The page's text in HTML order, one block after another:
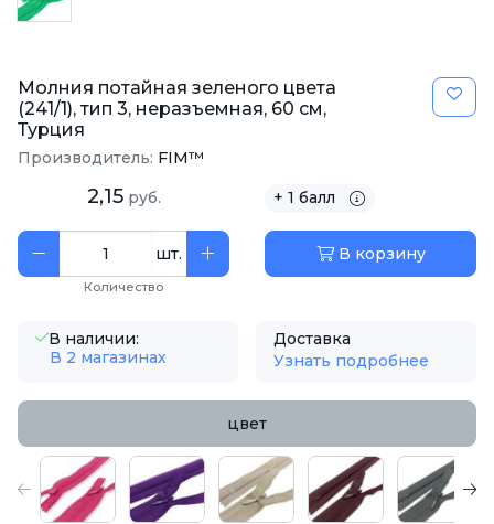
Молния потайная зеленого цвета
(241/1), тип 3, неразъемная, 60 см,
Турция
Производитель: FIM™
2,15 руб. + 1 балл
шт.
Количество
В корзину
В наличии:
В 2 магазинах
Доставка
Узнать подробнее
цвет